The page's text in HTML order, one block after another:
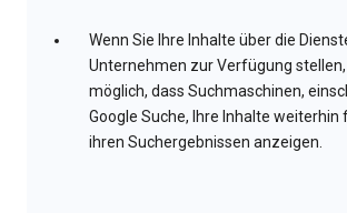
Wenn Sie Ihre Inhalte über die
Unternehmen zur Verfügung stellen,
möglich, dass Suchmaschinen,
Google Suche, Ihre Inhalte weiterhin
ihren Suchergebnissen anzeigen.